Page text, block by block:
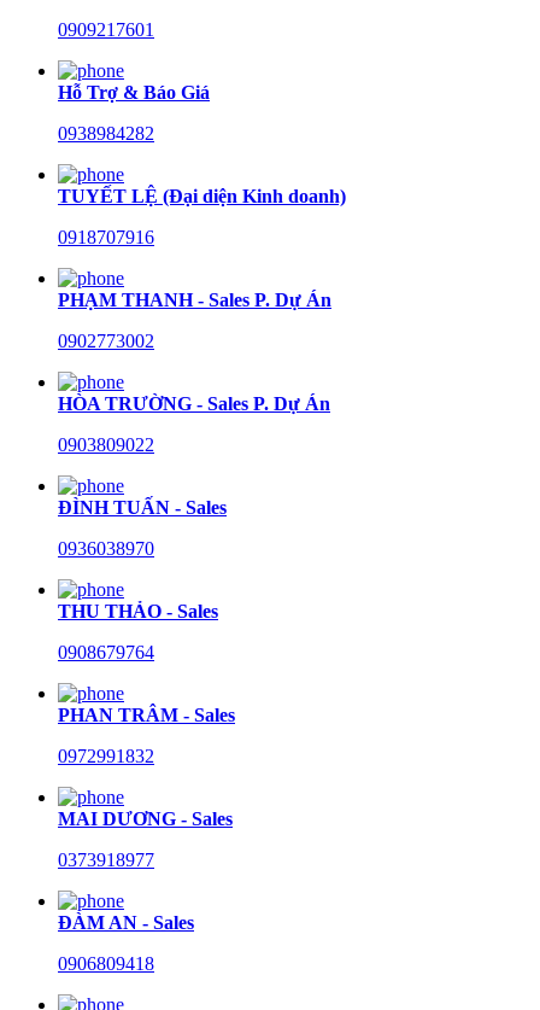
0909217601
Hỗ Trợ & Báo Giá
0938984282
TUYẾT LỆ (Đại diện Kinh doanh)
0918707916
PHẠM THANH - Sales P. Dự Án
0902773002
HÒA TRƯỜNG - Sales P. Dự Án
0903809022
ĐÌNH TUẤN - Sales
0936038970
THU THẢO - Sales
0908679764
PHAN TRÂM - Sales
0972991832
MAI DƯƠNG - Sales
0373918977
ĐÀM AN - Sales
0906809418